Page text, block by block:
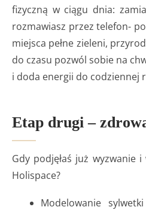
fizyczną w ciągu dnia:
rozmawiasz przez telefon-
miejsca pełne zieleni,
do czasu pozwól sobie na
i doda energii do codziennej
Etap drugi –
Gdy podjęłaś już wyzwanie
Holispace?
Modelowanie